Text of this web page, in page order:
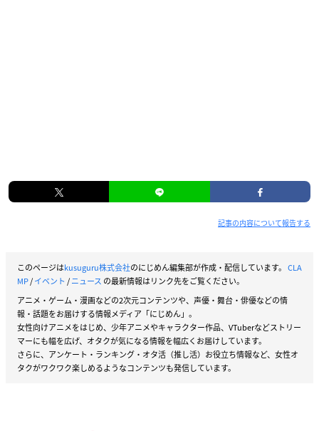
記事の内容について報告する
このページはkusuguru株式会社のにじめん編集部が作成・配信しています。 CLA
MP/イベント /ニュース の最新情報はリンク先をご覧ください。
アニメ・ゲーム・漫画などの2次元コンテンツや、声優・舞台・俳優などの情
報・話題をお届けする情報メディア「にじめん」。
女性向けアニメをはじめ、少年アニメやキャラクター作品、VTuberなどストリー
マーにも幅を広げ、オタクが気になる情報を幅広くお届けしています。
さらに、アンケート・ランキング・オタ活（推し活）お役立ち情報など、女性オ
タクがワクワク楽しめるようなコンテンツも発信しています。